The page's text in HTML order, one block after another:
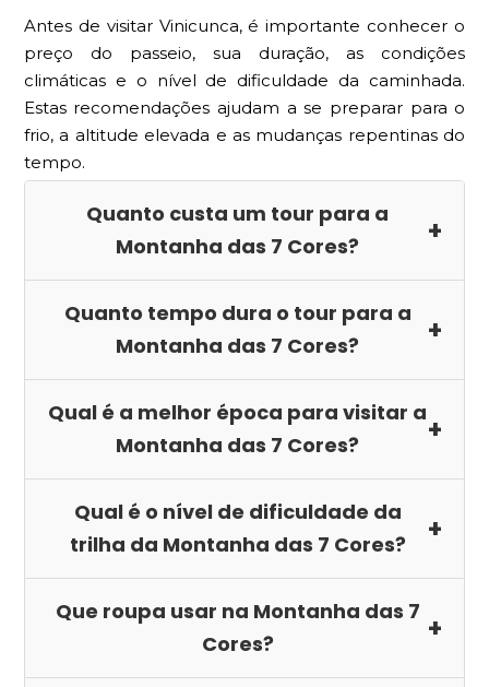
Nível 2:
Nível 3:
NÃO INCLUI:
PASSEIO DE 1 DIA PELA MONTANHA DE 7
CORES
Guia particular
US$ 175.00
Antes de visitar Vinicunca, é importante conhecer o
preço do passeio, sua duração, as condições
climáticas e o nível de dificuldade da caminhada.
Estas recomendações ajudam a se preparar para o
frio, a altitude elevada e as mudanças repentinas do
tempo.
Quanto custa um tour para a
Montanha das 7 Cores?
Quanto tempo dura o tour para a
Montanha das 7 Cores?
Qual é a melhor época para visitar a
Montanha das 7 Cores?
Qual é o nível de dificuldade da
trilha da Montanha das 7 Cores?
Que roupa usar na Montanha das 7
Cores?